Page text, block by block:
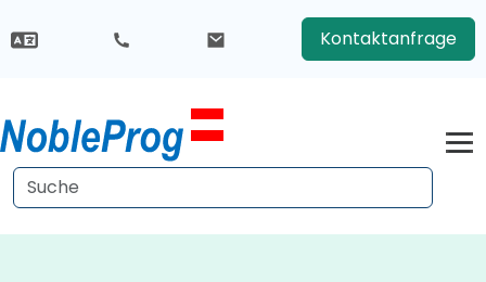
Kontaktanfrage